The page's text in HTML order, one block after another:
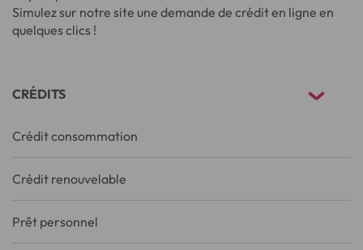
Simulez sur notre site une demande de crédit en ligne en
quelques clics !
CRÉDITS
Crédit consommation
Crédit renouvelable
Prêt personnel